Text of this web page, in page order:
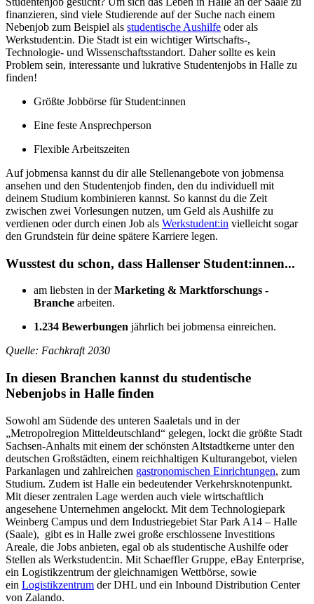
finanzieren, sind viele Studierende auf der Suche nach einem
Nebenjob zum Beispiel als studentische Aushilfe oder als
Werkstudent:in. Die Stadt ist ein wichtiger Wirtschafts-,
Technologie- und Wissenschaftsstandort. Daher sollte es kein
Problem sein, interessante und lukrative Studentenjobs in Halle zu
finden!
Größte Jobbörse für Student:innen
Eine feste Ansprechperson
Flexible Arbeitszeiten
Auf jobmensa kannst du dir alle Stellenangebote von jobmensa
ansehen und den Studentenjob finden, den du individuell mit
deinem Studium kombinieren kannst. So kannst du die Zeit
zwischen zwei Vorlesungen nutzen, um Geld als Aushilfe zu
verdienen oder durch einen Job als Werkstudent:in vielleicht sogar
den Grundstein für deine spätere Karriere legen.
Wusstest du schon, dass Hallenser Student:innen...
am liebsten in derMarketing & Marktforschungs -
Branche arbeiten.
1.234 Bewerbungen jährlich bei jobmensa einreichen.
Quelle: Fachkraft 2030
In diesen Branchen kannst du studentische
Nebenjobs in Halle finden
Sowohl am Südende des unteren Saaletals und in der
„Metropolregion Mitteldeutschland“ gelegen, lockt die größte Stadt
Sachsen-Anhalts mit einem der schönsten Altstadtkerne unter den
deutschen Großstädten, einem reichhaltigen Kulturangebot, vielen
Parkanlagen und zahlreichen gastronomischen Einrichtungen, zum
Studium. Zudem ist Halle ein bedeutender Verkehrsknotenpunkt.
Mit dieser zentralen Lage werden auch viele wirtschaftlich
angesehene Unternehmen angelockt. Mit dem Technologiepark
Weinberg Campus und dem Industriegebiet Star Park A14 – Halle
(Saale), gibt es in Halle zwei große erschlossene Investitions
Areale, die Jobs anbieten, egal ob als studentische Aushilfe oder
Stellen als Werkstudent:in. Mit Schaeffler Gruppe, eBay Enterprise,
ein Logistikzentrum der gleichnamigen Wettbörse, sowie
ein Logistikzentrum der DHL und ein Inbound Distribution Center
von Zalando.